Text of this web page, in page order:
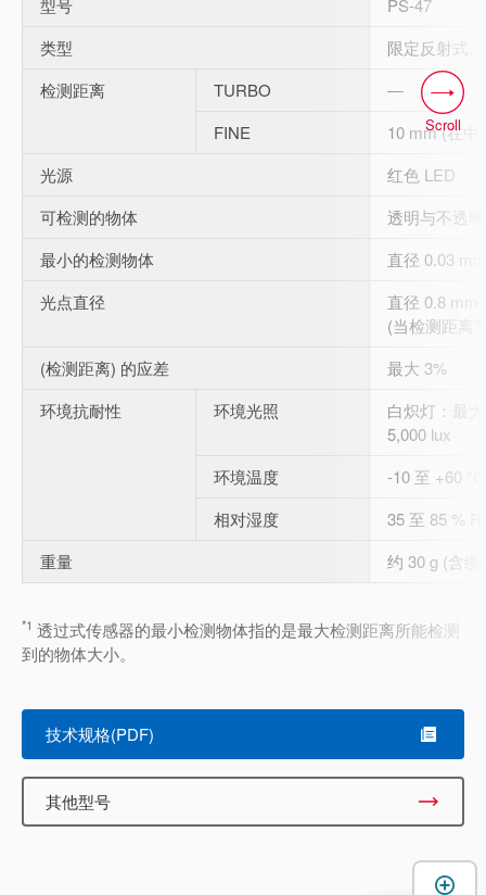
类型
限定反射式,
检测距离
TURBO
―
FINE
10 mm (在中
光源
红色 LED
可检测的物体
透明与不透明
最小的检测物体
直径 0.03
光点直径
直径 0.8 mm
(当检测距离
(检测距离) 的应差
最大 3%
环境抗耐性
环境光照
白炽灯：最
5,000 lux
环境温度
-10 至 +60
相对湿度
35 至 85 %
重量
约 30 g (含缆
*1 透过式传感器的最小检测物体指的是最大检测距离所能检测
到的物体大小。
Scroll
技术规格(PDF)
其他型号